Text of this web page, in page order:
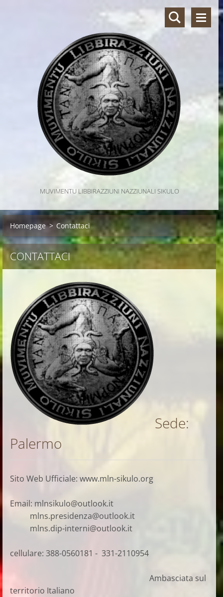
MUVIMENTU LIBBIRAZZIUNI NAZZIUNALI SIKULO
Homepage > Contattaci
CONTATTACI
Sede:
Palermo
Sito Web Ufficiale: www.mln-sikulo.org
Email: mlnsikulo@outlook.it
mlns.presidenza@outlook.it
mlns.dip-interni@outlook.it
cellulare: 388-0560181 - 331-2110954
Ambasciata sul
territorio Italiano